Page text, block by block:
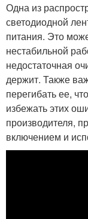
Одна из
светодиодной
питания. Это
нестабильной
недостаточная
держит. Также
перегибать ее,
избежать этих
производителя,
включением и